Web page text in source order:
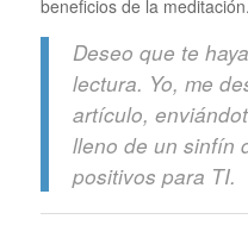
beneficios de la meditación.
Deseo que te
lectura. Yo, me
artículo,
lleno de un sinfín
positivos para TI.